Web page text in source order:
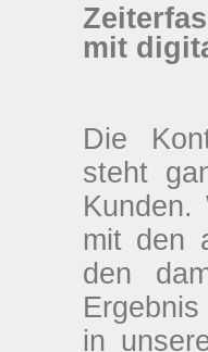
mit
Die
steht
Kunden.
mit den
den
in